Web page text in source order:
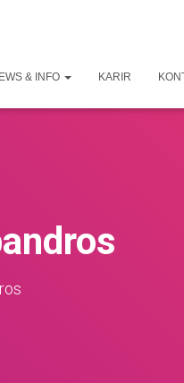
& INFO KARIR